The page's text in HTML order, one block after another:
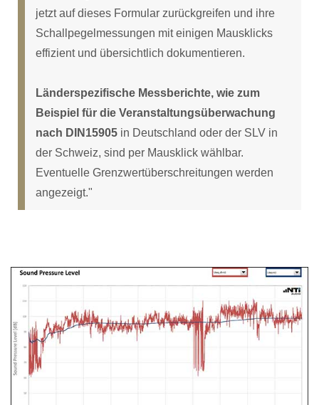
jetzt auf dieses Formular zurückgreifen und ihre
Schallpegelmessungen mit einigen Mausklicks
effizient und übersichtlich dokumentieren.
Länderspezifische Messberichte, wie zum
Beispiel für die Veranstaltungsüberwachung
nach DIN15905 in Deutschland oder der SLV in
der Schweiz, sind per Mausklick wählbar.
Eventuelle Grenzwertüberschreitungen werden
angezeigt."